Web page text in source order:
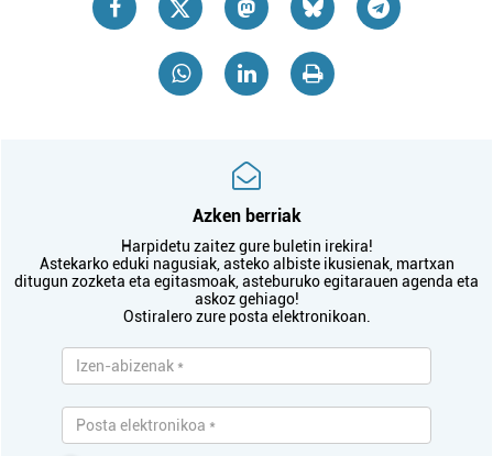
Azken berriak
Harpidetu zaitez gure buletin irekira!
Astekarko eduki nagusiak, asteko albiste ikusienak, martxan
ditugun zozketa eta egitasmoak, asteburuko egitarauen agenda eta
askoz gehiago!
Ostiralero zure posta elektronikoan.